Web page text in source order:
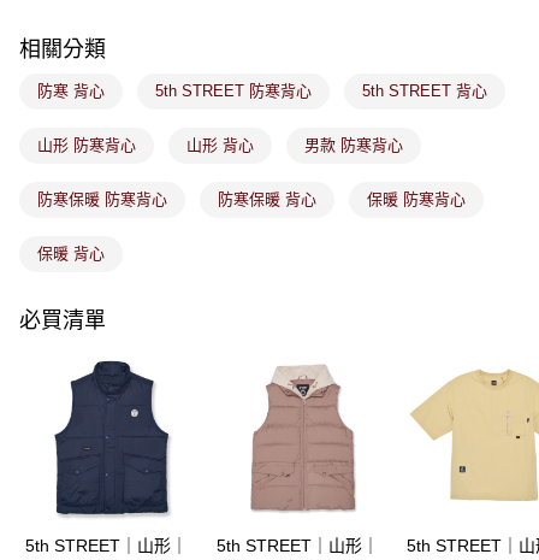
【注意事項】
１．透過由恩沛科技股份有限公司提供之「AFTEE先享後付」服務完成之交
易，需依本服務之必要範圍內提供個人資料，並將交易相關給付款項請求債
２．關於個人資料處理事宜，請瀏覽以下網址：
３．未成年的使用者請事先徵得法定代理人或監護人之同意方可使用
「AFTEE先享後付」，若未經同意申辦者引起之損失，本公司不負相關責
４．使用「AFTEE先享後付」時，將依據個別帳號之用戶狀況，依本公司即
５．嚴禁一人註冊多個帳號或使用他人資訊註冊。若發現惡意使用之情形，
7-11取貨付款
免運費
免運費
宅配
免運費
相關分類
防寒 背心 5th STREET 防寒背心 5th STREET 背心
山形 防寒背心 山形 背心 男款 防寒背心
防寒保暖 防寒背心 防寒保暖 背心 保暖 防寒背心
保暖 背心
必買清單
5th STREET｜山形｜
5th STREET｜山形｜
5th STREET｜山